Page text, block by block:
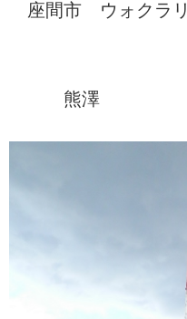
座間市 ウォクラリ
熊澤